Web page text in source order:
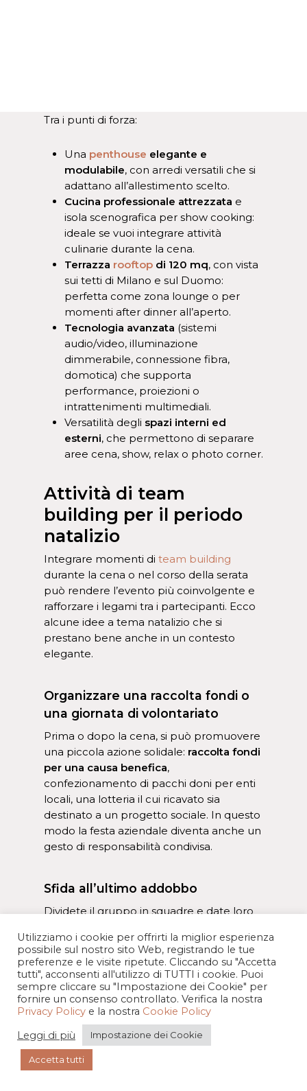
Tra i punti di forza:
Una penthouse elegante e
modulabile, con arredi versatili che si
adattano all’allestimento scelto.
Cucina professionale attrezzata e
isola scenografica per show cooking:
ideale se vuoi integrare attività
culinarie durante la cena.
Terrazza rooftop di 120 mq, con vista
sui tetti di Milano e sul Duomo:
perfetta come zona lounge o per
momenti after dinner all’aperto.
Tecnologia avanzata (sistemi
audio/video, illuminazione
dimmerabile, connessione fibra,
domotica) che supporta
performance, proiezioni o
intrattenimenti multimediali.
Versatilità degli spazi interni ed
esterni, che permettono di separare
aree cena, show, relax o photo corner.
Attività di team
building per il periodo
natalizio
Integrare momenti di team building
durante la cena o nel corso della serata
può rendere l’evento più coinvolgente e
rafforzare i legami tra i partecipanti. Ecco
alcune idee a tema natalizio che si
prestano bene anche in un contesto
elegante.
Organizzare una raccolta fondi o
una giornata di volontariato
Prima o dopo la cena, si può promuovere
una piccola azione solidale: raccolta fondi
per una causa benefica,
confezionamento di pacchi doni per enti
locali, una lotteria il cui ricavato sia
destinato a un progetto sociale. In questo
modo la festa aziendale diventa anche un
gesto di responsabilità condivisa.
Sfida all’ultimo addobbo
Dividete il gruppo in squadre e date loro
decorare un piccolo spazio (una pianta,
un angolo, un tavolo). Stabilite un tempo
limite e valutate creatività, coesione e
originalità. Alla fine, una giuria interna
premia la squadra vincitrice.
Utilizziamo i cookie per offrirti la miglior esperienza
possibile sul nostro sito Web, registrando le tue
preferenze e le visite ripetute. Cliccando su "Accetta
tutti", acconsenti all'utilizzo di TUTTI i cookie. Puoi
sempre cliccare su "Impostazione dei Cookie" per
fornire un consenso controllato. Verifica la nostra
Privacy Policy e la nostra Cookie Policy
Leggi di più
Impostazione dei Cookie
Accetta tutti